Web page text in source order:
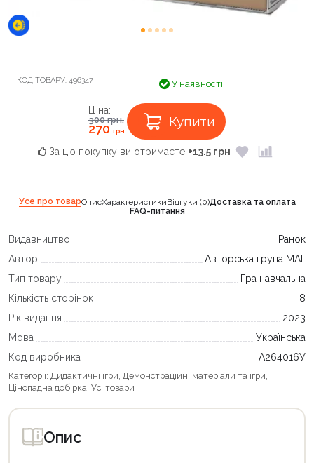
КОД ТОВАРУ: 496347 У наявності
Ціна:
300грн.
270грн.
Купити
За цю покупку ви отримаєте +13.5 грн
Усе про товарОписХарактеристикиВідгуки (0)Доставка та оплата
FAQ-питання
Видавництво
Ранок
Автор
Авторська група МАГ
Тип товару
Гра навчальна
Кількість сторінок
8
Рік видання
2023
Мова
Українська
Код виробника
А264016У
Категорії: Дидактичні ігри, Демонстраційні матеріали та ігри,
Цінопадна добірка, Усі товари
Опис